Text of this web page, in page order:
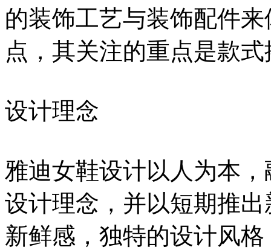
的装饰工艺与装饰配件
点，其关注的重点是款
设计理念
雅迪女鞋设计以人为本
设计理念，并以短期推
新鲜感，独特的设计风